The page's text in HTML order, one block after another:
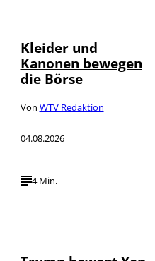
Kleider und
Kanonen bewegen
die Börse
Von WTV Redaktion
04.08.2026
4 Min.